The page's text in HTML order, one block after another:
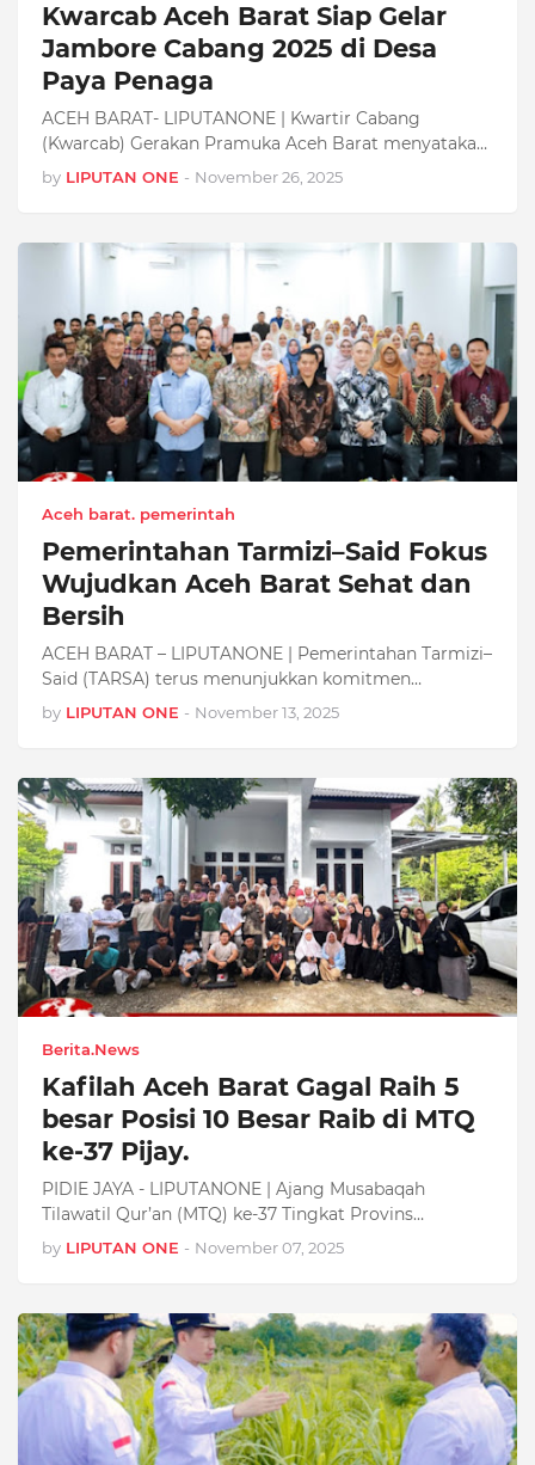
Kwarcab Aceh Barat Siap Gelar
Jambore Cabang 2025 di Desa
Paya Penaga
ACEH BARAT- LIPUTANONE | Kwartir Cabang
(Kwarcab) Gerakan Pramuka Aceh Barat menyataka…
by LIPUTAN ONE - November 26, 2025
Aceh barat. pemerintah
Pemerintahan Tarmizi–Said Fokus
Wujudkan Aceh Barat Sehat dan
Bersih
ACEH BARAT – LIPUTANONE | Pemerintahan Tarmizi–
Said (TARSA) terus menunjukkan komitmen…
by LIPUTAN ONE - November 13, 2025
Berita.News
Kafilah Aceh Barat Gagal Raih 5
besar Posisi 10 Besar Raib di MTQ
ke-37 Pijay.
PIDIE JAYA - LIPUTANONE | Ajang Musabaqah
Tilawatil Qur’an (MTQ) ke-37 Tingkat Provins…
by LIPUTAN ONE - November 07, 2025